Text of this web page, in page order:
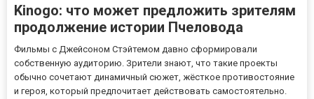
Kinogo: что может предложить зрителям
продолжение истории Пчеловода
Фильмы с Джейсоном Стэйтемом давно сформировали
собственную аудиторию. Зрители знают, что такие проекты
обычно сочетают динамичный сюжет, жёсткое противостояние
и героя, который предпочитает действовать самостоятельно.